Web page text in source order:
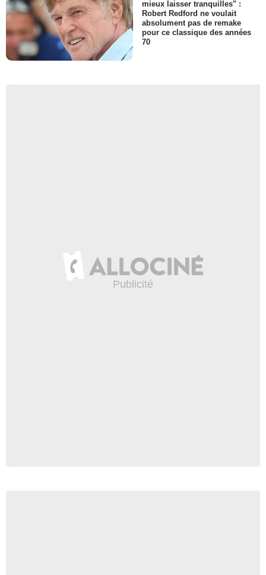
mieux laisser tranquilles" :
Robert Redford ne voulait
absolument pas de remake
pour ce classique des années
70